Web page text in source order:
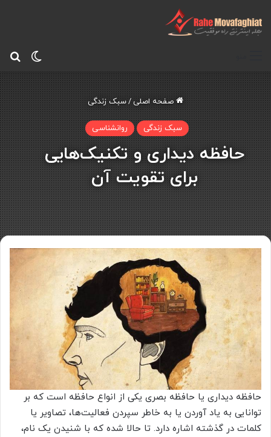
تغییر
صفحه اصلی/سبک زندگی
سبک زندگی روانشناسی
حافظه دیداری و تکنیک‌هایی
برای تقویت آن
حافظه دیداری یا حافظه بصری یکی از انواع حافظه است که بر
توانایی به یاد آوردن یا به خاطر سپردن فعالیت‌ها، تصاویر یا
کلمات در گذشته اشاره دارد. تا حالا شده که با شنیدن یک نام،